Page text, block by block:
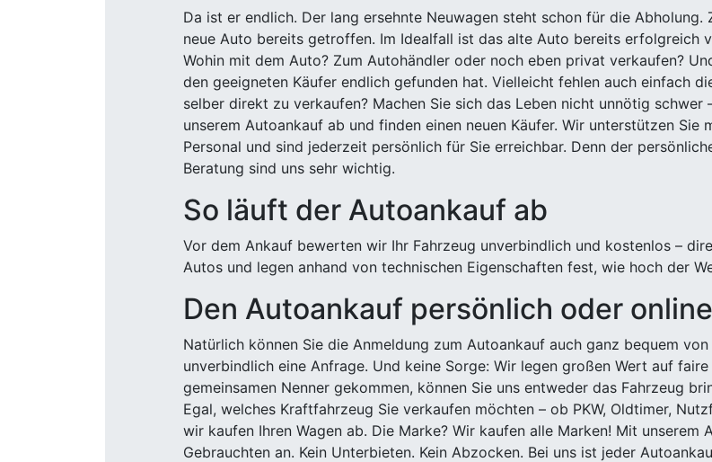
Da ist er endlich. Der lang ersehnte Neuwagen steht schon für die
neue Auto bereits getroffen. Im Idealfall ist das alte Auto bereits erfolgreich
Wohin mit dem Auto? Zum Autohändler oder noch eben privat verkaufen?
den geeigneten Käufer endlich gefunden hat. Vielleicht fehlen auch einfach
selber direkt zu verkaufen? Machen Sie sich das Leben nicht unnötig schwer
unserem Autoankauf ab und finden einen neuen Käufer. Wir unterstützen
Personal und sind jederzeit persönlich für Sie erreichbar. Denn der
Beratung sind uns sehr wichtig.
So läuft der Autoankauf ab
Vor dem Ankauf bewerten wir Ihr Fahrzeug unverbindlich und kostenlos –
Autos und legen anhand von technischen Eigenschaften fest, wie hoch der
Den Autoankauf persönlich oder
Natürlich können Sie die Anmeldung zum Autoankauf auch ganz bequem
unverbindlich eine Anfrage. Und keine Sorge: Wir legen großen Wert auf
gemeinsamen Nenner gekommen, können Sie uns entweder das Fahrzeug
Egal, welches Kraftfahrzeug Sie verkaufen möchten – ob PKW, Oldtimer,
wir kaufen Ihren Wagen ab. Die Marke? Wir kaufen alle Marken! Mit unserem
Gebrauchten an. Kein Unterbieten. Kein Abzocken. Bei uns ist jeder